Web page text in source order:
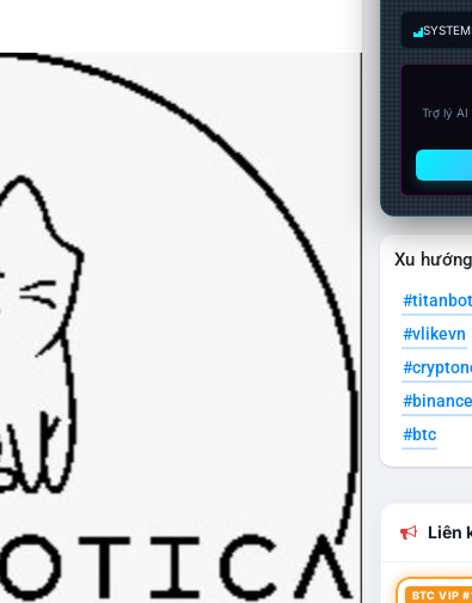
Trợ lý
Xu
#titanbot
#vlikevn
#btc
Liên
BTC VIP